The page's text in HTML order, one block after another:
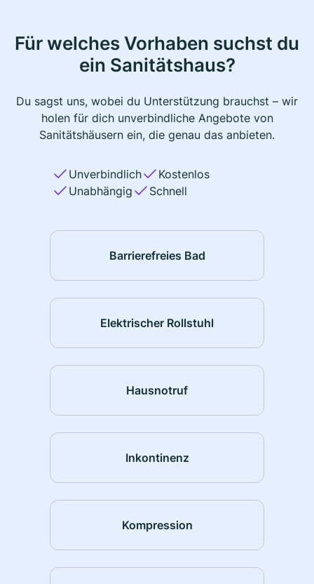
Für welches Vorhaben suchst du
ein Sanitätshaus?
Du sagst uns, wobei du Unterstützung brauchst – wir
holen für dich unverbindliche Angebote von
Sanitätshäusern ein, die genau das anbieten.
Unverbindlich
Kostenlos
Unabhängig
Schnell
Barrierefreies Bad
Elektrischer Rollstuhl
Hausnotruf
Inkontinenz
Kompression